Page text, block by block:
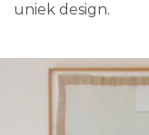
uniek design.